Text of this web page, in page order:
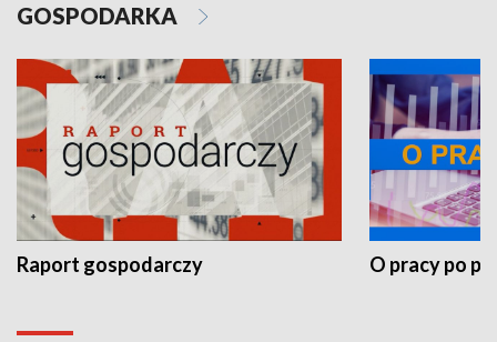
GOSPODARKA
Raport gospodarczy O pracy po